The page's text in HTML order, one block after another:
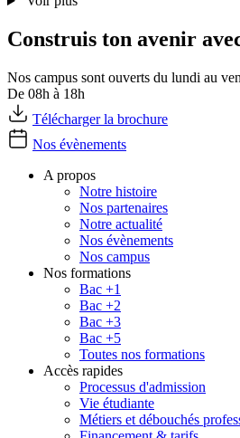
Construis ton avenir
Nos campus sont ouverts du lundi au
De 08h à 18h
Télécharger la brochure
Nos évènements
A propos
Notre histoire
Nos partenaires
Notre actualité
Nos évènements
Nos campus
Nos formations
Bac +1
Bac +2
Bac +3
Bac +5
Toutes nos formations
Accès rapides
Processus d'admission
Vie étudiante
Métiers et débouchés